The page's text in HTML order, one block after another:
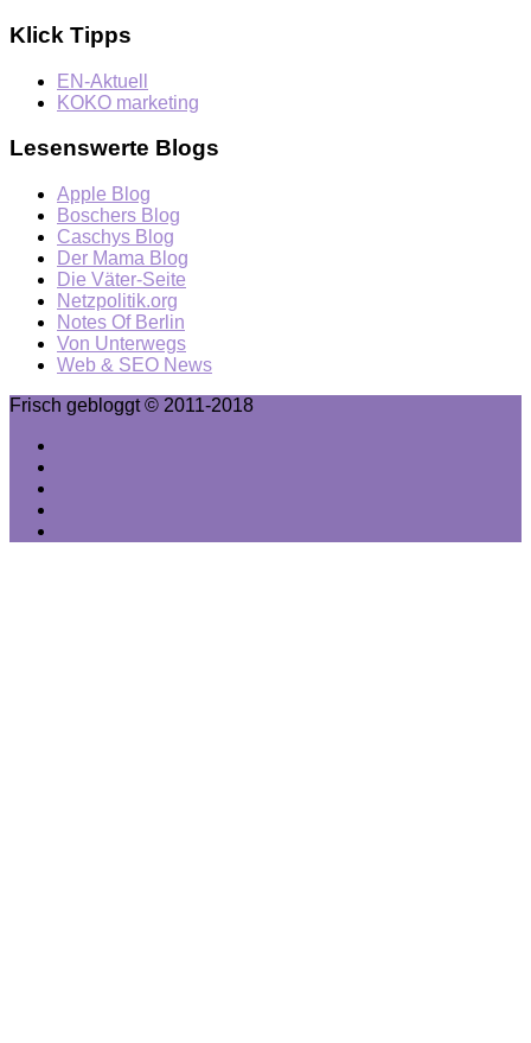
Klick Tipps
EN-Aktuell
KOKO marketing
Lesenswerte Blogs
Apple Blog
Boschers Blog
Caschys Blog
Der Mama Blog
Die Väter-Seite
Netzpolitik.org
Notes Of Berlin
Von Unterwegs
Web & SEO News
Frisch gebloggt © 2011-2018